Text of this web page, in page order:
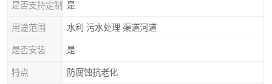
是否支持定制 是
用途范围 水利 污水处理 渠道河道
是否安装 是
特点 防腐蚀抗老化